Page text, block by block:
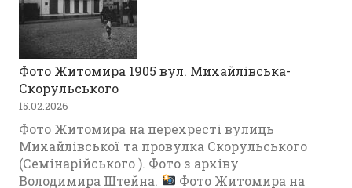
Фото Житомира 1905 вул. Михайлівська-
Скорульського
15.02.2026
Фото Житомира на перехресті вулиць
Михайлівської та провулка Скорульського
(Семінарійського ). Фото з архіву
Володимира Штейна.
Фото Житомира на